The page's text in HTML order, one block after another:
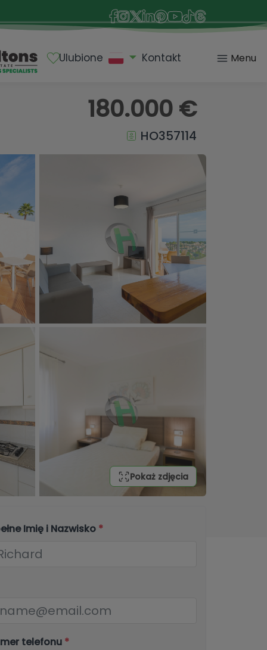
Ulubione Kontakt Menu
180.000 €
HO357114
Pokaż zdjęcia
Imię i Nazwisko *
telefonu *